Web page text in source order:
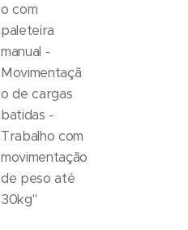
o com
paleteira
manual -
Movimentaçã
o de cargas
batidas -
Trabalho com
movimentação
de peso até
30kg"